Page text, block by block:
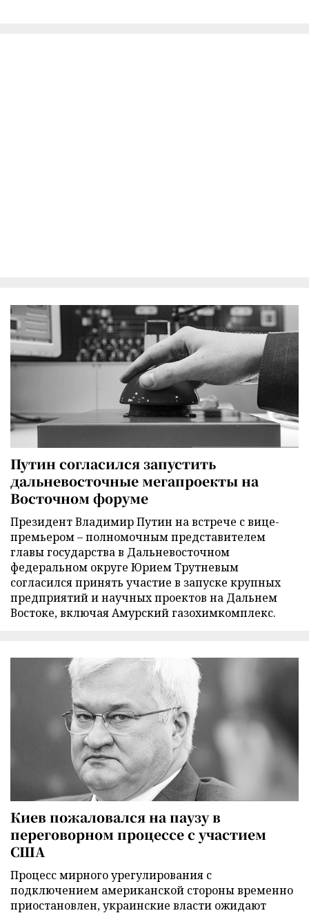
Путин согласился запустить
дальневосточные мегапроекты на
Восточном форуме
Президент Владимир Путин на встрече с вице-
премьером – полномочным представителем
главы государства в Дальневосточном
федеральном округе Юрием Трутневым
согласился принять участие в запуске крупных
предприятий и научных проектов на Дальнем
Востоке, включая Амурский газохимкомплекс.
Киев пожаловался на паузу в
переговорном процессе с участием
США
Процесс мирного урегулирования с
подключением американской стороны временно
приостановлен, украинские власти ожидают